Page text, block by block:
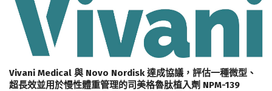
Vivani Medical 與 Novo Nordisk 達成協議，評估一種微型、
超長效並用於慢性體重管理的司美格魯肽植入劑 NPM-139